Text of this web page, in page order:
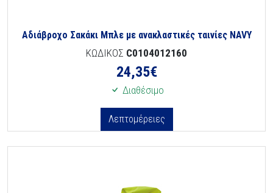
Αδιάβροχο Σακάκι Μπλε με ανακλαστικές ταινίες NAVY
ΚΩΔΙΚΟΣ C0104012160
24,35€
Διαθέσιμο
Λεπτομέρειες